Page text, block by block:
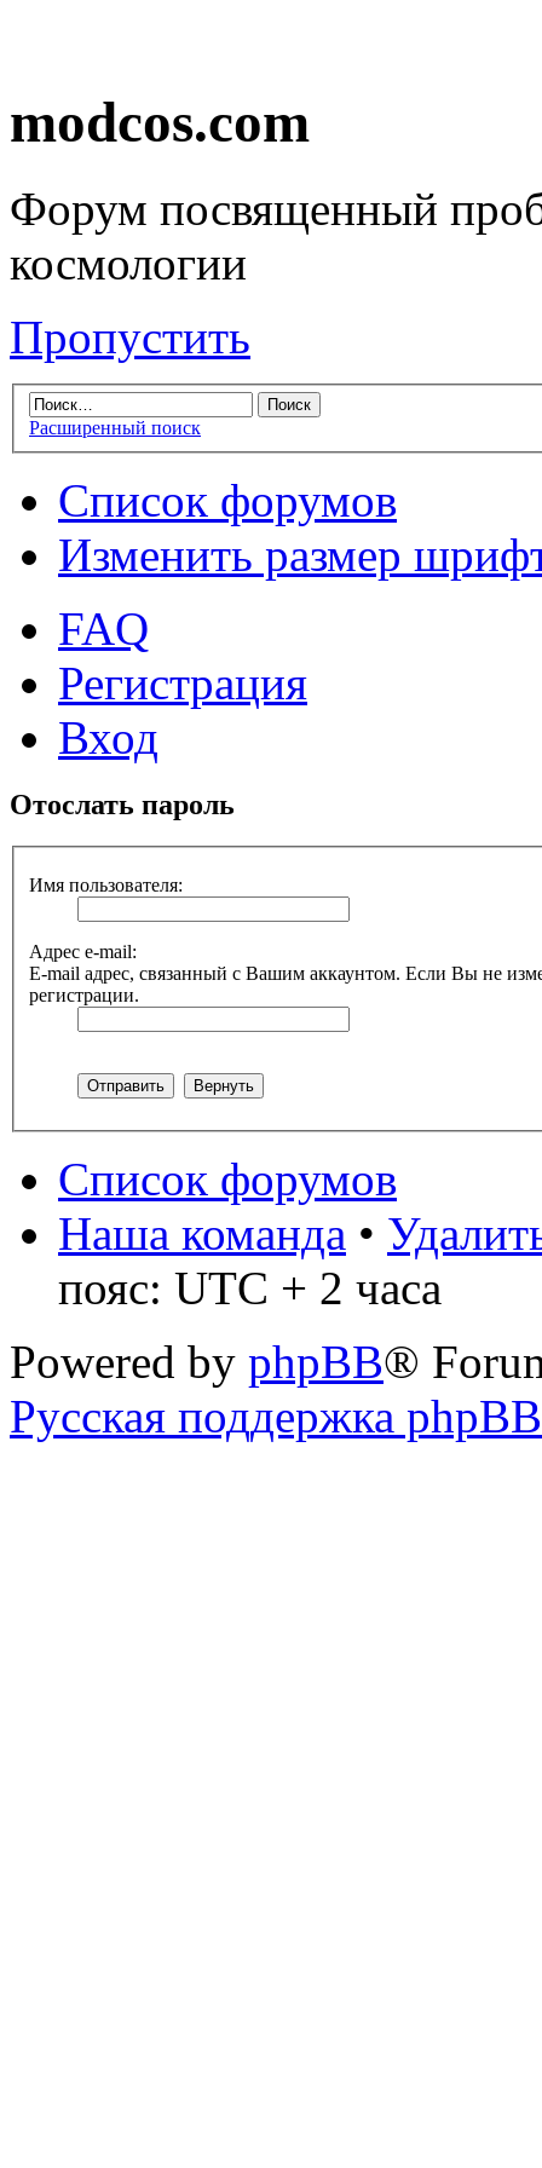
modcos.com
Форум посвященный
космологии
Пропустить
Расширенный поиск
Список форумов
Изменить размер
FAQ
Регистрация
Вход
Отослать пароль
Имя пользователя:
Адрес e-mail:
E-mail адрес, связанный с Вашим аккаунтом. Если Вы не
регистрации.
Список форумов
Наша команда •
пояс: UTC + 2 часа
Powered by phpBB®
Русская поддержка phpBB